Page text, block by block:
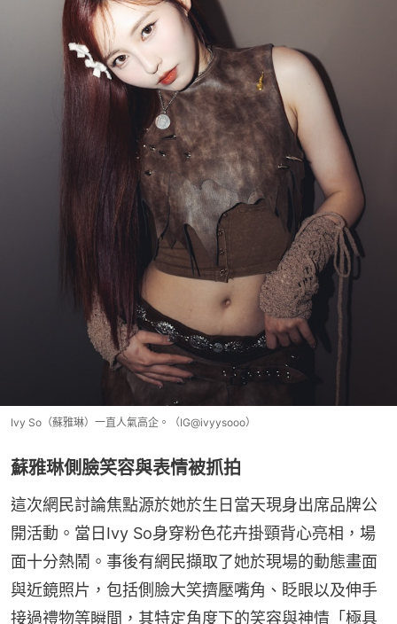
Ivy So（蘇雅琳）一直人氣高企。（IG@ivyysooo）
蘇雅琳側臉笑容與表情被抓拍
這次網民討論焦點源於她於生日當天現身出席品牌公
開活動。當日Ivy So身穿粉色花卉掛頸背心亮相，場
面十分熱鬧。事後有網民擷取了她於現場的動態畫面
與近鏡照片，包括側臉大笑擠壓嘴角、眨眼以及伸手
接過禮物等瞬間，其特定角度下的笑容與神情「極具